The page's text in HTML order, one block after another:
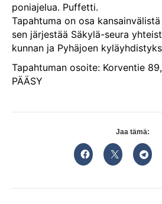
poniajelua. Puffetti.
Tapahtuma on osa
sen järjestää Säkylä-seura
kunnan ja Pyhäjoen
Tapahtuman osoite: Korventie
PÄÄSY
Jaa tämä: